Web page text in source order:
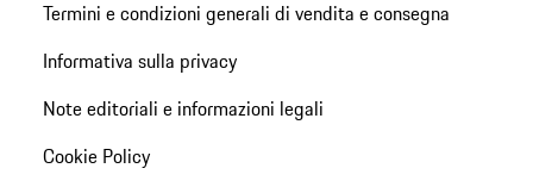
Termini e condizioni generali di vendita e consegna
Informativa sulla privacy
Note editoriali e informazioni legali
Cookie Policy